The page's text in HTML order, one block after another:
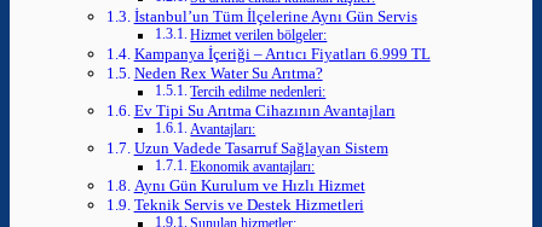
İstanbul’un Tüm İlçelerine Aynı Gün Servis
Hizmet verilen bölgeler:
Kampanya İçeriği – Arıtıcı Fiyatları 6.999 TL
Neden Rex Water Su Arıtma?
Tercih edilme nedenleri:
Ev Tipi Su Arıtma Cihazının Avantajları
Avantajları:
Uzun Vadede Tasarruf Sağlayan Sistem
Ekonomik avantajları:
Aynı Gün Kurulum ve Hızlı Hizmet
Teknik Servis ve Destek Hizmetleri